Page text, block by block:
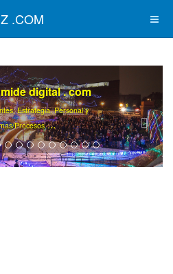
.COM
digital . com
Estrategia, Personal y
Procesos...